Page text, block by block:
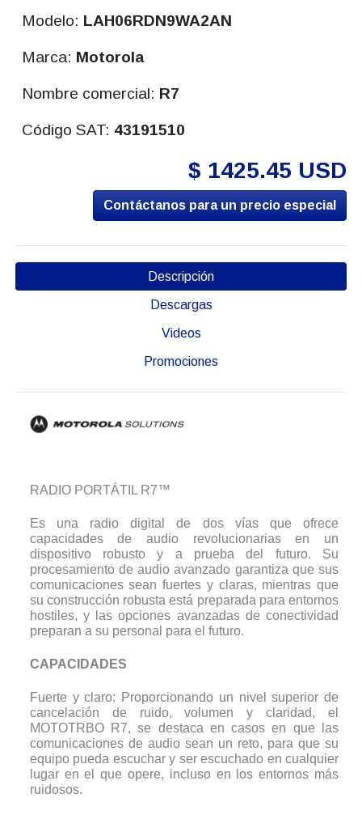
Modelo: LAH06RDN9WA2AN
Marca: Motorola
Nombre comercial: R7
Código SAT: 43191510
$ 1425.45 USD
Contáctanos para un precio especial
Descripción
Descargas
Videos
Promociones
RADIO PORTÁTIL R7™
Es una radio digital de dos vías que ofrece
capacidades de audio revolucionarias en un
dispositivo robusto y a prueba del futuro. Su
procesamiento de audio avanzado garantiza que sus
comunicaciones sean fuertes y claras, mientras que
su construcción robusta está preparada para entornos
hostiles, y las opciones avanzadas de conectividad
preparan a su personal para el futuro.
CAPACIDADES
Fuerte y claro: Proporcionando un nivel superior de
cancelación de ruido, volumen y claridad, el
MOTOTRBO R7, se destaca en casos en que las
comunicaciones de audio sean un reto, para que su
equipo pueda escuchar y ser escuchado en cualquier
lugar en el que opere, incluso en los entornos más
ruidosos.